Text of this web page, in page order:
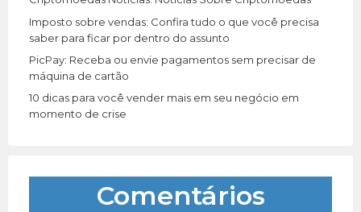
Imposto sobre vendas: Confira tudo o que você precisa
saber para ficar por dentro do assunto
PicPay: Receba ou envie pagamentos sem precisar de
máquina de cartão
10 dicas para você vender mais em seu negócio em
momento de crise
Comentários